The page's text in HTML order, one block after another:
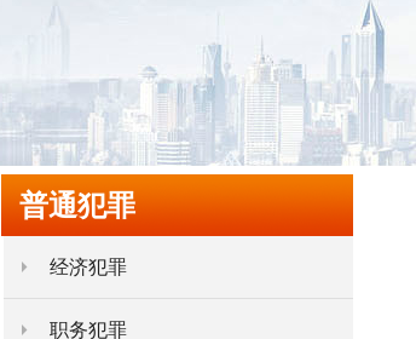
普通犯罪
经济犯罪
职务犯罪